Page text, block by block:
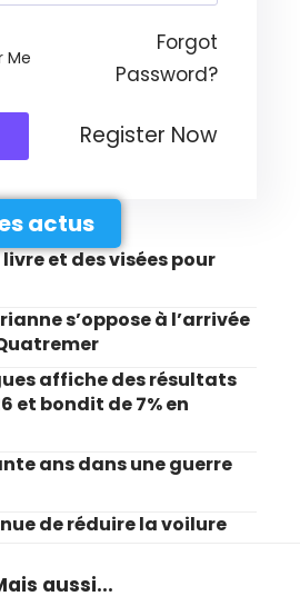
Me
Forgot
Password?
Register Now
actus
et des visées pour
s’oppose à l’arrivée
affiche des résultats
et bondit de 7% en
ans dans une guerre
de réduire la voilure
aussi...